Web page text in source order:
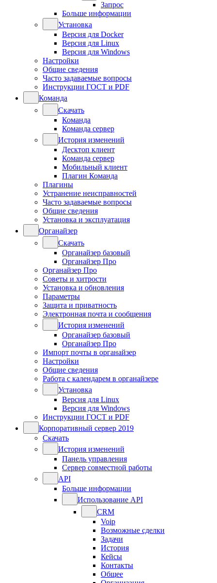
Запрос
Больше информации
Установка
Версия для Docker
Версия для Linux
Версия для Windows
Настройки
Общие сведения
Часто задаваемые вопросы
Инструкции ГОСТ и PDF
Команда
Скачать
Команда
Команда сервер
История изменений
Десктоп клиент
Команда сервер
Мобильный клиент
Плагин Команда
Плагины
Устранение неисправностей
Часто задаваемые вопросы
Общие сведения
Установка и эксплуатация
Органайзер
Скачать
Органайзер базовый
Органайзер Про
Органайзер Про
Советы и хитрости
Установка и обновления
Параметры
Защита и приватность
Электронная почта и сообщения
История изменений
Органайзер базовый
Органайзер Про
Импорт почты в органайзер
Настройки
Общие сведения
Работа с календарем в органайзере
Установка
Версия для Linux
Версия для Windows
Инструкции ГОСТ и PDF
Корпоративный сервер 2019
Скачать
История изменений
Панель управления
Сервер совместной работы
API
Больше информации
Использование API
CRM
Voip
Возможные сделки
Задачи
История
Кейсы
Контакты
Общее